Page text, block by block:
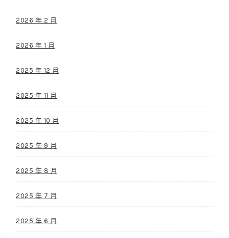
2026 年 2 月
2026 年 1 月
2025 年 12 月
2025 年 11 月
2025 年 10 月
2025 年 9 月
2025 年 8 月
2025 年 7 月
2025 年 6 月